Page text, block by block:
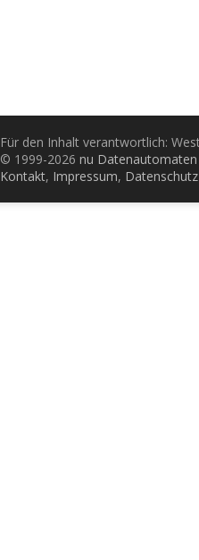
Für den Inhalt verantwortlich:
© 1999-2026 nu
Kontakt, Impressum, Datenschutz